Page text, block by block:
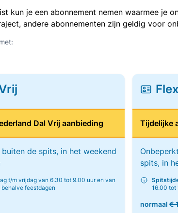
kun je een abonnement nemen waarmee je
andere abonnementen zijn geldig voor
Dal Vrij aanbieding
de spits, in het weekend
t/m vrijdag van 6.30 tot 9.00 uur en van
feestdagen
Tijdelijke
spits, in
16.00 tot
normaal€